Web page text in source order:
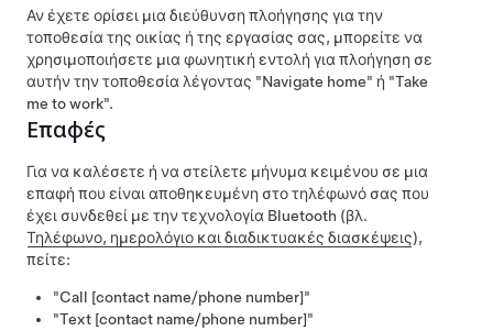
Αν έχετε ορίσει μια διεύθυνση πλοήγησης για την
τοποθεσία της οικίας ή της εργασίας σας, μπορείτε να
χρησιμοποιήσετε μια φωνητική εντολή για πλοήγηση σε
αυτήν την τοποθεσία λέγοντας "Navigate home" ή "Take
me to work".
Επαφές
Για να καλέσετε ή να στείλετε μήνυμα κειμένου σε μια
επαφή που είναι αποθηκευμένη στο τηλέφωνό σας που
έχει συνδεθεί με την τεχνολογία Bluetooth (βλ.
Τηλέφωνο, ημερολόγιο και διαδικτυακές διασκέψεις),
πείτε:
"Call [contact name/phone number]"
"Text [contact name/phone number]"